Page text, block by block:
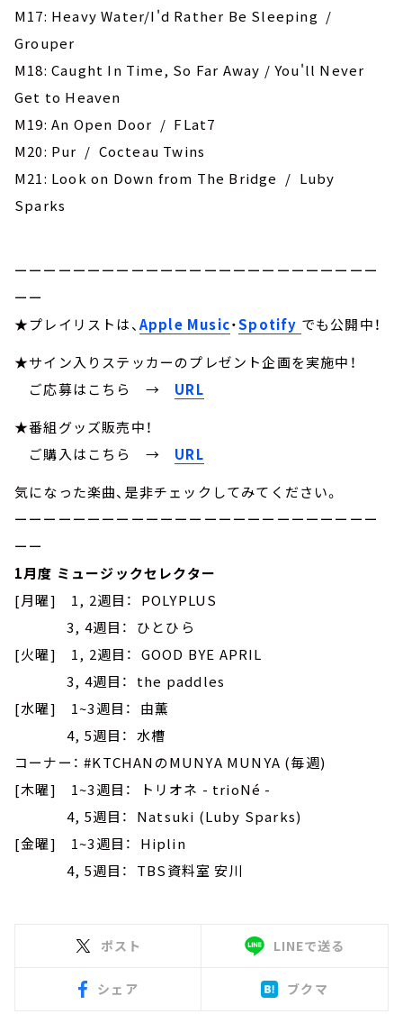
M17: Heavy Water/I'd Rather Be Sleeping /
Grouper
M18: Caught In Time, So Far Away / You'll Never
Get to Heaven
M19: An Open Door / FLat7
M20: Pur / Cocteau Twins
M21: Look on Down from The Bridge / Luby
Sparks
ーーーーーーーーーーーーーーーーーーーーーーーーー
ーー
★プレイリストは、Apple Music・Spotify でも公開中！
★サイン入りステッカーのプレゼント企画を実施中！
ご応募はこちら →
URL
★番組グッズ販売中！
ご購入はこちら → URL
気になった楽曲、是非チェックしてみてください。
ーーーーーーーーーーーーーーーーーーーーーーーーー
ーー
1月度 ミュージックセレクター
[月曜] 1, 2週目： POLYPLUS
3, 4週目： ひとひら
[火曜] 1, 2週目： GOOD BYE APRIL
3, 4週目： the paddles
[水曜] 1~3週目： 由薫
4, 5週目： 水槽
コーナー： #KTCHANのMUNYA MUNYA (毎週)
[木曜] 1~3週目： トリオネ - trioNé -
4, 5週目： Natsuki (Luby Sparks)
[金曜] 1~3週目： Hiplin
4, 5週目： TBS資料室 安川
ポスト LINEで送る
シェア ブクマ